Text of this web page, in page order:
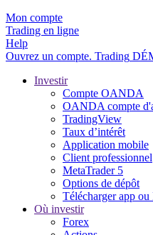
Mon compte
Trading en ligne
Help
Ouvrez un compte. Trading
Investir
Compte OANDA
OANDA compte
TradingView
Taux d’intérêt
Application mobile
Client professionnel
MetaTrader 5
Options de dépôt
Télécharger app
Où investir
Forex